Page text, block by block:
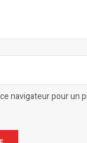
navigateur pour un